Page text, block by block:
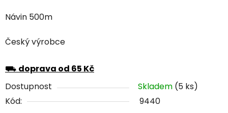
Návin 500m
Český výrobce
⛟ doprava od 65 Kč
Dostupnost
Skladem (5 ks)
Kód:
9440